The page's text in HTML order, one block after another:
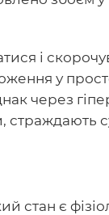
і
у
через
стан є